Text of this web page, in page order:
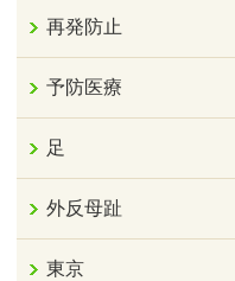
再発防止
予防医療
足
外反母趾
東京